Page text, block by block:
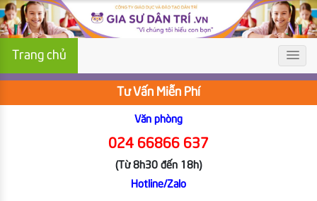
Trang chủ
Tư Vấn Miễn Phí
Văn phòng
024 66866 637
(Từ 8h30 đến 18h)
Hotline/Zalo